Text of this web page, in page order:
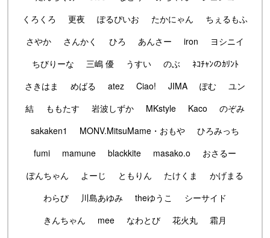
くろくろ
更夜 ぽるぴいお たかにゃん
ちぇるもふ
さやか
さんかく ひろ あんさー iron
ヨシニイ
ちびりーな
三嶋 優 うすい のぶ
ﾈｺﾁｬﾝのｶﾘﾝﾄ
さきはま
めばる atez Ciao! JIMA ぽむ
ユン
結
ももたす 岩波しずか MKstyle Kaco
のぞみ
sakaken1
MONV.MitsuMame・おもや
ひろみっち
fumi
mamune blackkite masako.o
おさるー
ぽんちゃん
よーじ ともりん たけくま
かげまる
わらび
川島あゆみ theゆうこ
シーサイド
きんちゃん
mee なわとび 花火丸
霜月